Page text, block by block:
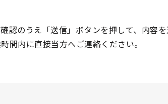
認のうえ「送信」ボタンを押して、内容
間内に直接当方へご連絡ください。